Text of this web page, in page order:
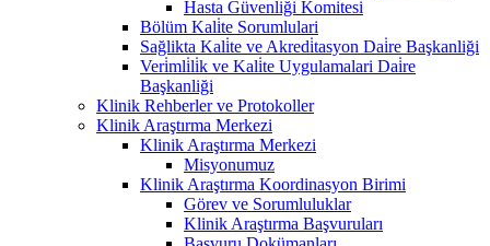
Hasta Güvenli̇ği̇ Komi̇tesi̇
Bölüm Kali̇te Sorumlulari
Sağlikta Kali̇te ve Akredi̇tasyon Dai̇re Başkanliği
Veri̇mli̇li̇k ve Kali̇te Uygulamalari Dai̇re
Başkanliği
Klinik Rehberler ve Protokoller
Klinik Araştırma Merkezi
Klinik Araştırma Merkezi
Misyonumuz
Klinik Araştırma Koordinasyon Birimi
Görev ve Sorumluluklar
Klinik Araştırma Başvuruları